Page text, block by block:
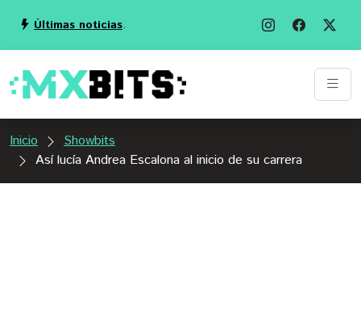
Últimas noticias.
Inicio
Showbits
Así lucía Andrea Escalona al inicio de su carrera